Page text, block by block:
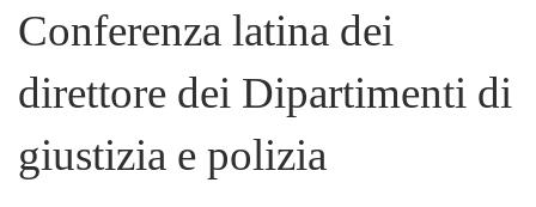
Conferenza latina dei
direttore dei Dipartimenti di
giustizia e polizia